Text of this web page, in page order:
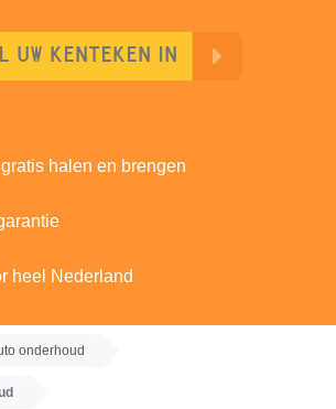
halen en brengen
heel Nederland
onderhoud